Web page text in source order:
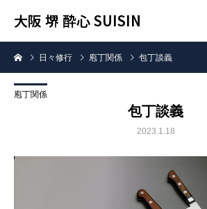
大阪 堺 酔心 SUISIN
日々修行 庖丁関係 包丁談義
庖丁関係
包丁談義
2023.1.18